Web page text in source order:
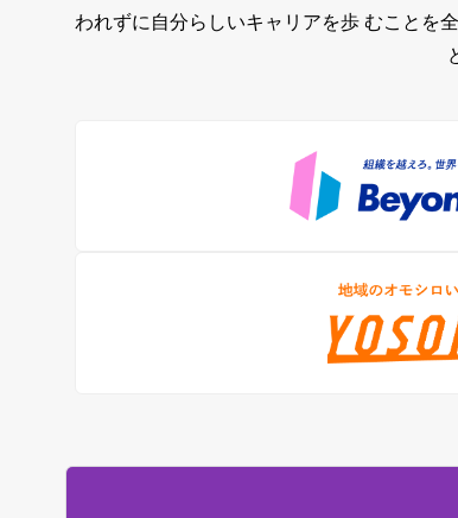
われずに自分らしいキャリアを歩 むことを